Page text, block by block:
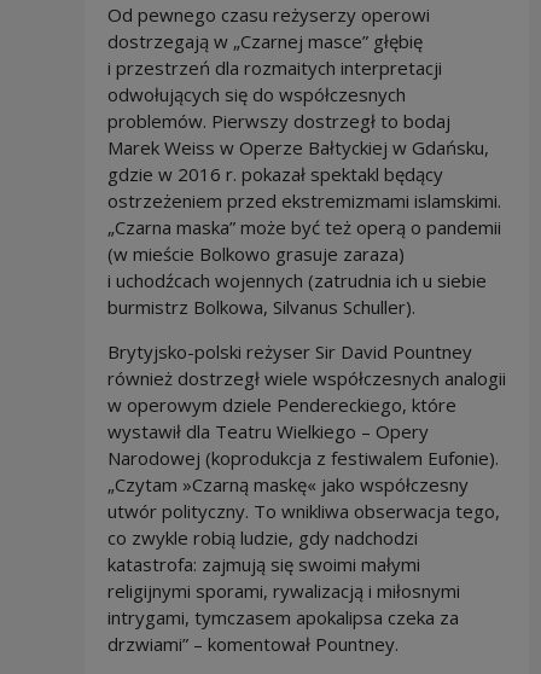
Od pewnego czasu reżyserzy operowi
dostrzegają w „Czarnej masce” głębię
i przestrzeń dla rozmaitych interpretacji
odwołujących się do współczesnych
problemów. Pierwszy dostrzegł to bodaj
Marek Weiss w Operze Bałtyckiej w Gdańsku,
gdzie w 2016 r. pokazał spektakl będący
ostrzeżeniem przed ekstremizmami islamskimi.
„Czarna maska” może być też operą o pandemii
(w mieście Bolkowo grasuje zaraza)
i uchodźcach wojennych (zatrudnia ich u siebie
burmistrz Bolkowa, Silvanus Schuller).
Brytyjsko-polski reżyser Sir David Pountney
również dostrzegł wiele współczesnych analogii
w operowym dziele Pendereckiego, które
wystawił dla Teatru Wielkiego – Opery
Narodowej (koprodukcja z festiwalem Eufonie).
„Czytam »Czarną maskę« jako współczesny
utwór polityczny. To wnikliwa obserwacja tego,
co zwykle robią ludzie, gdy nadchodzi
katastrofa: zajmują się swoimi małymi
religijnymi sporami, rywalizacją i miłosnymi
intrygami, tymczasem apokalipsa czeka za
drzwiami” – komentował Pountney.